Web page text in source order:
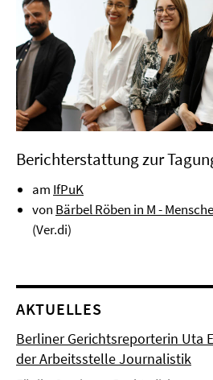
Berichterstattung zur
am IfPuK
von Bärbel Röben in M -
(Ver.di)
AKTUELLES
Berliner Gerichtsreporterin Uta
der Arbeitsstelle Journalistik